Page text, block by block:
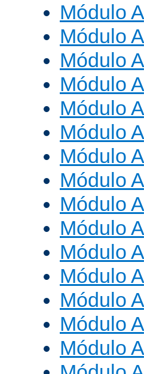
Módulo
Módulo
Módulo
Módulo
Módulo
Módulo
Módulo
Módulo
Módulo
Módulo
Módulo
Módulo
Módulo
Módulo
Módulo